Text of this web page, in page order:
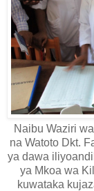
Naibu Waziri
na Watoto Dkt.
ya dawa
ya Mkoa wa
kuwataka